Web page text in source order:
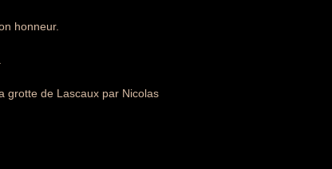
honneur.
grotte de Lascaux par Nicolas